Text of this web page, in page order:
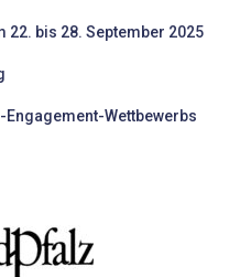
22. bis 28. September 2025
Wettbewerbs